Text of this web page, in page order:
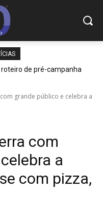
de pré-campanha
grande público e celebra a
com
a
com pizza,